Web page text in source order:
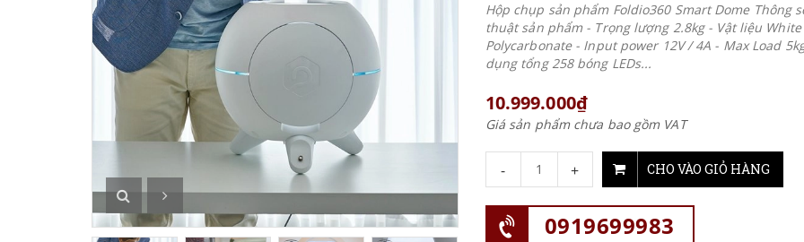
Hộp chụp sản phẩm Foldio360 Smart Dome Thông
thuật sản phẩm - Trọng lượng 2.8kg - Vật liệu White
Polycarbonate - Input power 12V / 4A - Max Load
dụng tổng 258 bóng LEDs...
10.999.000₫
Giá sản phẩm chưa bao gồm VAT
- + CHO VÀO GIỎ HÀNG
0919699983